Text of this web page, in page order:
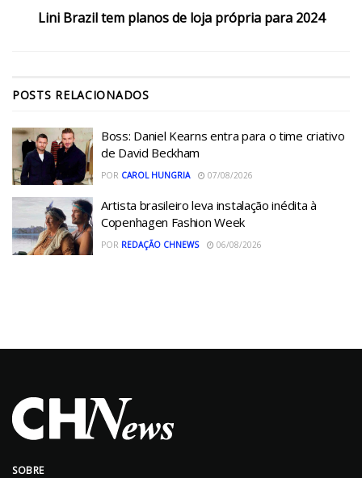
Lini Brazil tem planos de loja própria para 2024
POSTS RELACIONADOS
Boss: Daniel Kearns entra para o time criativo
de David Beckham
POR CAROL HUNGRIA 07/08/2026
Artista brasileiro leva instalação inédita à
Copenhagen Fashion Week
POR REDAÇÃO CHNEWS 06/08/2026
SOBRE